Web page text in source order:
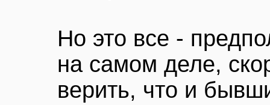
Но это все -
на самом деле,
верить, что и